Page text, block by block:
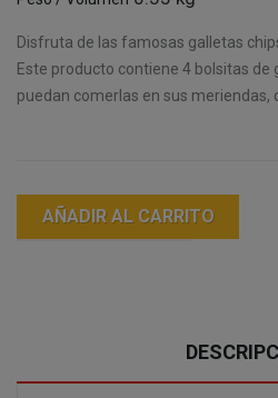
Disfruta de las famosas galletas
Este producto contiene 4 bolsitas de
puedan comerlas en sus meriendas,
AÑADIR AL CARRITO